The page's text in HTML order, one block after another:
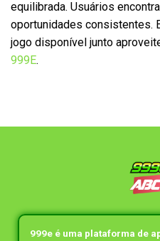
equilibrada. Usuários
oportunidades consistentes.
jogo disponível junto
999E.
999e é uma plataforma de